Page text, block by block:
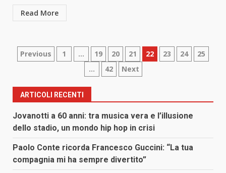
Read More
Paginazione
articoli
Previous 1 … 19 20 21 22 23 24
25
…
42 Next
ARTICOLI RECENTI
Jovanotti a 60 anni: tra musica vera e l’illusione
dello stadio, un mondo hip hop in crisi
Paolo Conte ricorda Francesco Guccini: “La tua
compagnia mi ha sempre divertito”